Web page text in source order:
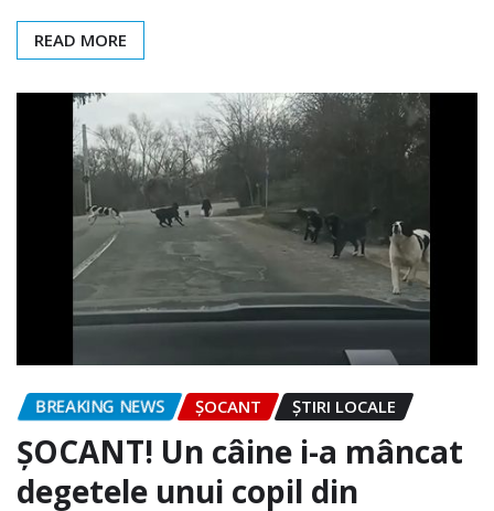
READ MORE
BREAKING NEWS ȘOCANT ȘTIRI LOCALE
ȘOCANT! Un câine i-a mâncat
degetele unui copil din